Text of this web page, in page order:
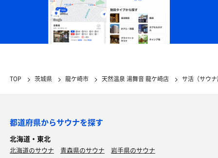
TOP 茨城県 龍ケ崎市 天然温泉 湯舞音 龍ケ崎店 サ活（サウ
都道府県からサウナを探す
北海道・東北
北海道のサウナ 青森県のサウナ
岩手県のサウナ